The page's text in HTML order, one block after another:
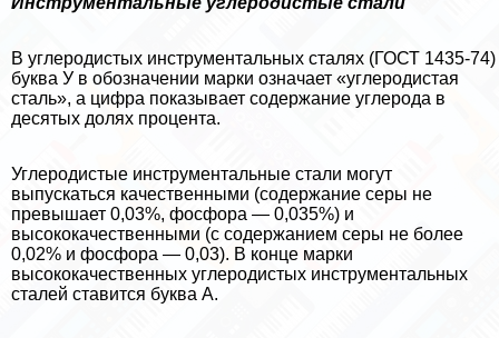
В углеродистых инструментальных сталях (ГОСТ 1435-74)
буква У в обозначении марки означает «углеродистая
сталь», а цифра показывает содержание углерода в
десятых долях процента.
Углеродистые инструментальные стали могут
выпускаться качественными (содержание серы не
превышает 0,03%, фосфора — 0,035%) и
высококачественными (с содержанием серы не более
0,02% и фосфора — 0,03). В конце марки
высококачественных углеродистых инструментальных
сталей ставится буква А.